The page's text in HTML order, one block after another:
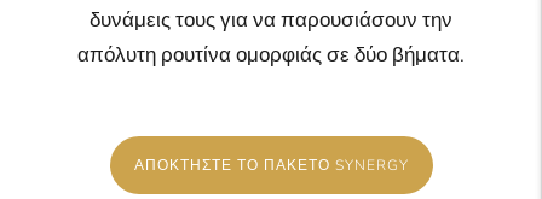
δυνάμεις τους για να παρουσιάσουν την
απόλυτη ρουτίνα ομορφιάς σε δύο βήματα.
ΑΠΟΚΤΉΣΤΕ ΤΟ ΠΑΚΈΤΟ SYNERGY